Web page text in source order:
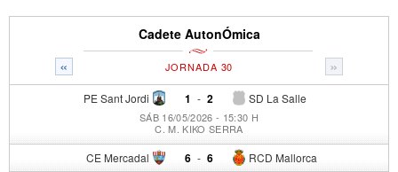
Cadete AutonÓmica
« »
JORNADA 30
PE Sant Jordi 1 - SD La Salle
2
SÁB 16/05/2026 - 15:30 H
C. M. KIKO SERRA
CE Mercadal 6 - RCD Mallorca
6